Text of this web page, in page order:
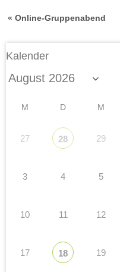
« Online-Gruppenabend
Kalender
M D M
27 28 29
3 4 5
10 11 12
17 18 19